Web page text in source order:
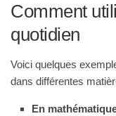
Comment
quotidien
Voici quelques
dans différentes
En